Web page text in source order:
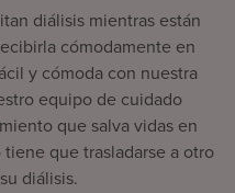
diálisis mientras están
cómodamente en
y cómoda con nuestra
equipo de cuidado
que salva vidas en
que trasladarse a otro
diálisis.